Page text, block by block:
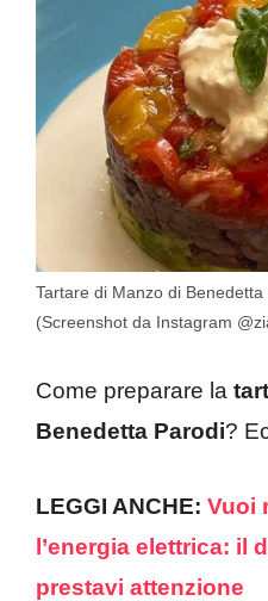
Tartare di Manzo di
(Screenshot da Instagram
Come preparare la
Benedetta Parodi?
LEGGI ANCHE: Vuoi
l’energia elettrica: il
prestavi attenzione